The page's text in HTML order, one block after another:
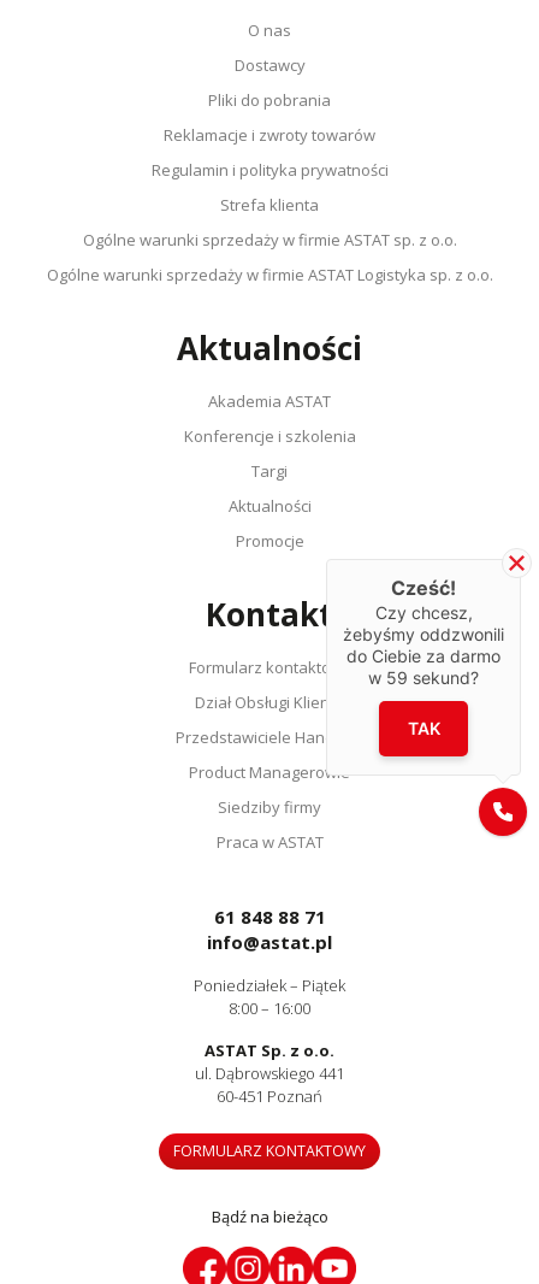
O nas
Dostawcy
Pliki do pobrania
Reklamacje i zwroty towarów
Regulamin i polityka prywatności
Strefa klienta
Ogólne warunki sprzedaży w firmie ASTAT sp. z o.o.
Ogólne warunki sprzedaży w firmie ASTAT Logistyka sp. z o.o.
Aktualności
Akademia ASTAT
Konferencje i szkolenia
Targi
Aktualności
Promocje
Kontakt
Formularz kontaktowy
Dział Obsługi Klienta
Przedstawiciele Handlowi
Product Managerowie
Siedziby firmy
Praca w ASTAT
61 848 88 71
info@astat.pl
Poniedziałek – Piątek
8:00 – 16:00
ASTAT Sp. z o.o.
ul. Dąbrowskiego 441
60-451 Poznań
FORMULARZ KONTAKTOWY
Bądź na bieżąco
Cześć!
Czy chcesz,
żebyśmy oddzwonili
do Ciebie za darmo
w 59 sekund?
TAK